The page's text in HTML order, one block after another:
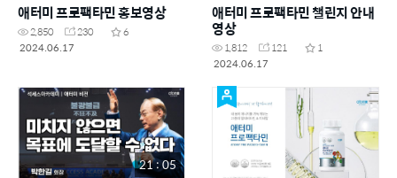
애터미 프로팩타민 홍보영상
2,850 230
6
2024.06.17
애터미 프로팩타민 챌린지 안내
영상
1,812 121
1
2024.06.17
21 : 05